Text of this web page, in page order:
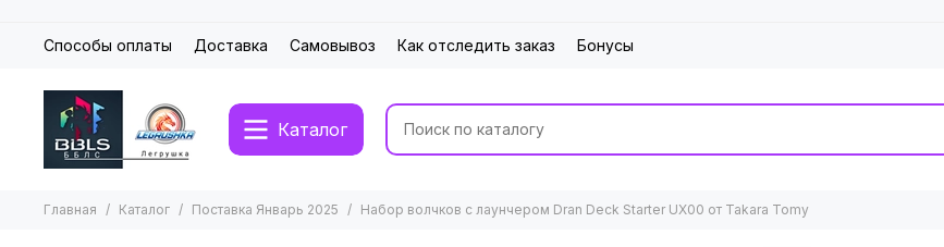
Способы оплаты Доставка Самовывоз Как отследить заказ Бонусы
Каталог
Главная Каталог Поставка Январь 2025 Набор волчков с лаунчером Dran Deck Starter UX00 от Takara Tomy